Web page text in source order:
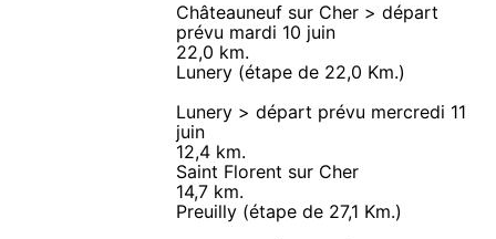
Châteauneuf sur Cher > départ
prévu mardi 10 juin
22,0 km.
Lunery (étape de 22,0 Km.)
Lunery > départ prévu mercredi 11
juin
12,4 km.
Saint Florent sur Cher
14,7 km.
Preuilly (étape de 27,1 Km.)